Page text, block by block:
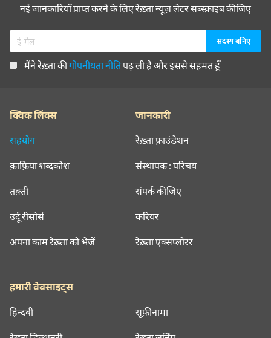
नई जानकारियाँ प्राप्त करने के लिए रेख़्ता न्यूज़ लेटर सब्स्क्राइब कीजिए
मैंने रेख़्ता कीगोपनीयता नीतिपढ़ ली है और इससे सहमत हूँ
क्विक लिंक्स
सहयोग
क़ाफ़िया शब्दकोश
तक़्ती
उर्दू रीसोर्स
अपना काम रेख़्ता को भेजें
जानकारी
रेख़्ता फ़ाउंडेशन
संस्थापक : परिचय
संपर्क कीजिए
करियर
रेख़्ता एक्सप्लोरर
हमारी वेबसाइट्स
हिन्दवी सूफ़ीनामा